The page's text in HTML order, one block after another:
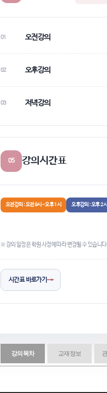
01 오전강의
02 오후강의
03 저녁강의
05 강의시간표
오전강의 : 오전 9시~오후 1시 오후강의 : 오후 2
※ 강의 일정은 학원 사정에 따라 변경될 수 있습니
시간표 바로가기→
강의목차 교재정보